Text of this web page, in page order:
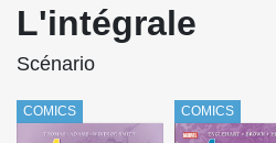
L'intégrale
Scénario
COMICS COMICS